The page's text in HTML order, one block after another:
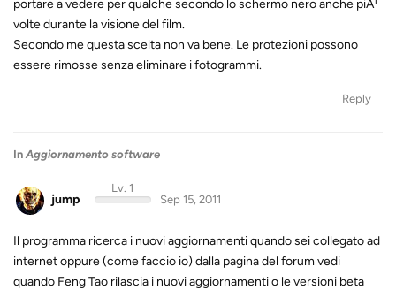
portare a vedere per qualche secondo lo schermo nero anche piÃ¹
volte durante la visione del film.
Secondo me questa scelta non va bene. Le protezioni possono
essere rimosse senza eliminare i fotogrammi.
Reply
In Aggiornamento software
jump
Lv. 1
Sep 15, 2011
Il programma ricerca i nuovi aggiornamenti quando sei collegato ad
internet oppure (come faccio io) dalla pagina del forum vedi
quando Feng Tao rilascia i nuovi aggiornamenti o le versioni beta